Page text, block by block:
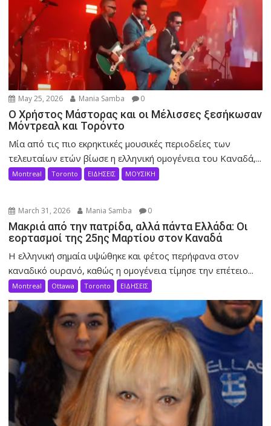
May 25, 2026 Mania Samba 0
Ο Χρήστος Μάστορας και οι Μέλισσες ξεσήκωσαν
Μόντρεαλ και Τορόντο
Μία από τις πιο εκρηκτικές μουσικές περιοδείες των
τελευταίων ετών βίωσε η ελληνική ομογένεια του Καναδά,...
Montreal Toronto ΕΙΔΗΣΕΙΣ ΜΟΥΣΙΚΗ
March 31, 2026 Mania Samba 0
Μακριά από την πατρίδα, αλλά πάντα Ελλάδα: Οι
εορτασμοί της 25ης Μαρτίου στον Καναδά
Η ελληνική σημαία υψώθηκε και φέτος περήφανα στον
καναδικό ουρανό, καθώς η ομογένεια τίμησε την επέτειο...
Montreal Ottawa Toronto ΕΙΔΗΣΕΙΣ